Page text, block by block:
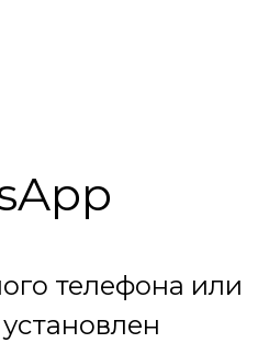
телефона или